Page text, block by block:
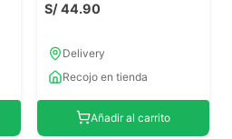
S/44.90
Delivery
Recojo en tienda
Añadir al carrito